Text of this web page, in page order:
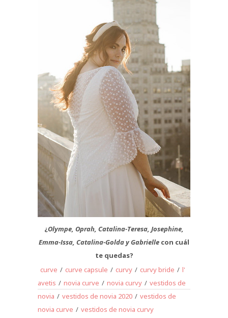
¿Olympe, Oprah, Catalina-Teresa, Josephine,
Emma-Issa, Catalina-Golda y Gabrielle con cuál
te quedas?
curve / curve capsule / curvy / curvy bride / l'
avetis / novia curve / novia curvy / vestidos de
novia / vestidos de novia 2020 / vestidos de
novia curve / vestidos de novia curvy